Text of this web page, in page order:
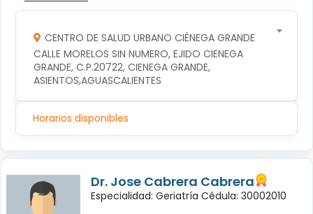
CENTRO DE SALUD URBANO CIÉNEGA GRANDE
CALLE MORELOS SIN NUMERO, EJIDO CIENEGA
GRANDE, C.P.20722, CIENEGA GRANDE,
ASIENTOS,AGUASCALIENTES
Horarios disponibles
Dr. Jose Cabrera Cabrera
Especialidad: Geriatría Cédula: 30002010